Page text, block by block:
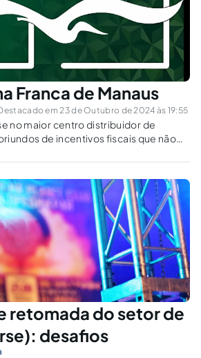
Franca de Manaus
em 23 de Outubro de 2024 às 19:55
no maior centro distribuidor de
de incentivos fiscais que não
retomada do setor de
desafios